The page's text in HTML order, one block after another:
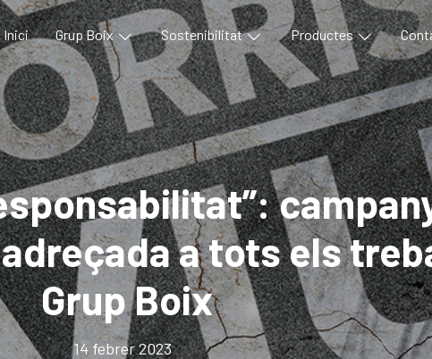
Inici Grup Boix Sostenibilitat Productes
a tots els
Grup Boix
14 febrer 2023